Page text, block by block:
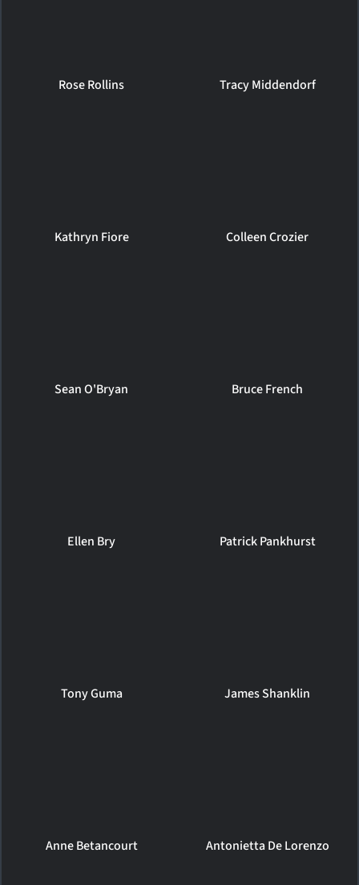
Rose Rollins Tracy Middendorf
Kathryn Fiore Colleen Crozier
Sean O'Bryan Bruce French
Ellen Bry Patrick Pankhurst
Tony Guma James Shanklin
Anne Betancourt Antonietta De Lorenzo